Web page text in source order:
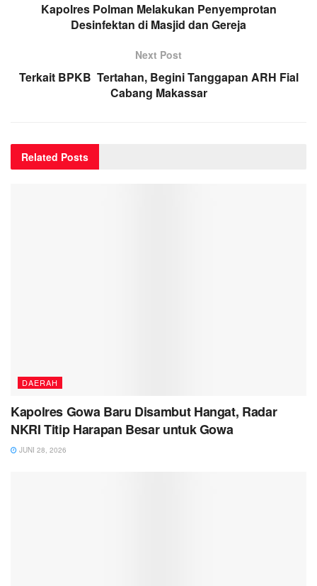
Kapolres Polman Melakukan Penyemprotan
Desinfektan di Masjid dan Gereja
Next Post
Terkait BPKB Tertahan, Begini Tanggapan ARH Fial
Cabang Makassar
Related Posts
DAERAH
Kapolres Gowa Baru Disambut Hangat, Radar
NKRI Titip Harapan Besar untuk Gowa
JUNI 28, 2026